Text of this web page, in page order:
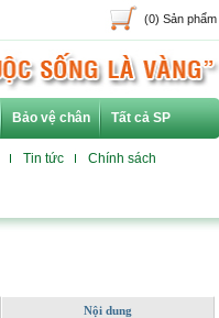
(0) Sản phẩm
Bảo vệ chân Tất cả SP
Tin tức Chính sách
Nội dung